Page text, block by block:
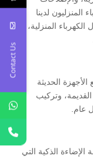
المنزليون لدينا
الكهرباء المنزلية،
الحديثة
وتركيب
عام.
الإضاءة الذكية التي
Contact Us